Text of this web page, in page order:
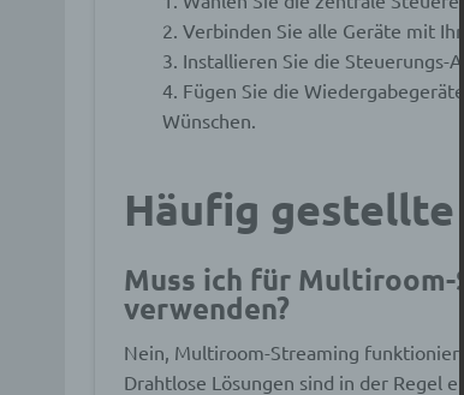
Verbinden Sie alle Geräte mit
Installieren Sie die Steuerungs-
Fügen Sie die
Wünschen.
Häufig gestellte
Muss ich für
verwenden?
Nein, Multiroom-Streaming
Drahtlose Lösungen sind in der Regel